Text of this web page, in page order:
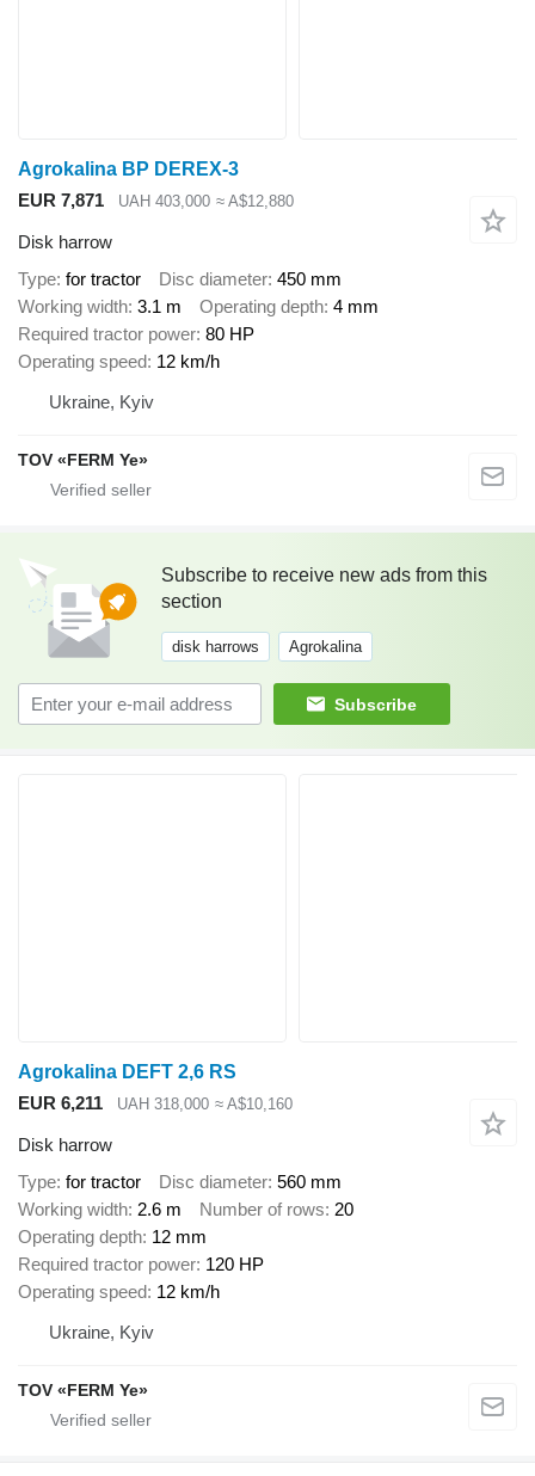
Agrokalina BP DEREX-3
EUR 7,871
UAH 403,000 ≈ A$12,880
Disk harrow
Type for tractor Disc diameter 450 mm
Working width 3.1 m Operating depth 4 mm
Required tractor power 80 HP
Operating speed 12 km/h
Ukraine, Kyiv
TOV «FERM Ye»
Subscribe to receive new ads from this
section
disk harrows Agrokalina
Subscribe
Agrokalina DEFT 2,6 RS
EUR 6,211
UAH 318,000 ≈ A$10,160
Disk harrow
Type for tractor Disc diameter 560 mm
Working width 2.6 m Number of rows 20
Operating depth 12 mm
Required tractor power 120 HP
Operating speed 12 km/h
Ukraine, Kyiv
TOV «FERM Ye»